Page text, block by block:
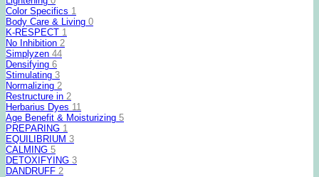
Color Specifics 1
Body Care & Living 0
K-RESPECT 1
No Inhibition 2
Simplyzen 44
Densifying 6
Stimulating 3
Normalizing 2
Restructure in 2
Herbarius Dyes 11
Age Benefit & Moisturizing 5
PREPARING 1
EQUILIBRIUM 3
CALMING 5
DETOXIFYING 3
DANDRUFF 2